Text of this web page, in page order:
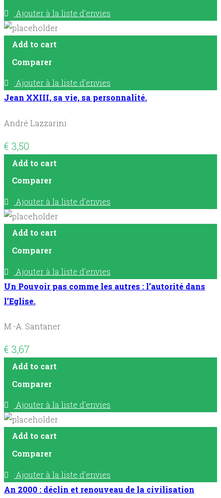
Ajouter à la liste d’envies
Add to cart
Comparer
Ajouter à la liste d’envies
Jean XXIII, sa vie, sa personnalité.
André Lazzarini
€ 3,50
Add to cart
Comparer
Ajouter à la liste d’envies
Add to cart
Comparer
Ajouter à la liste d’envies
Un Pouvoir pas comme les autres : l’autorité dans
l’Eglise.
M.-A. Santaner
€ 3,67
Add to cart
Comparer
Ajouter à la liste d’envies
Add to cart
Comparer
Ajouter à la liste d’envies
An 2000 : déclin et renouveau de la civilisation